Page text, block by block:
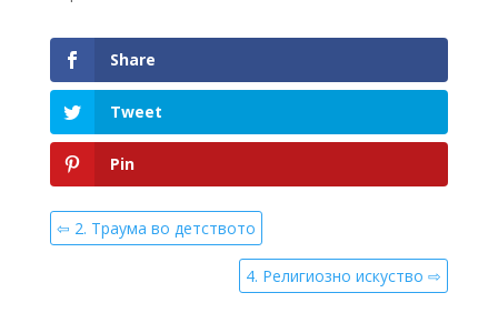
Share
Tweet
Pin
⇦ 2. Траума во детството
4. Религиозно искуство ⇨